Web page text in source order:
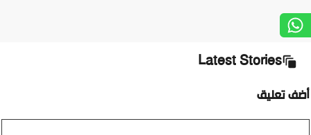
Latest Stories
أضف تعليق